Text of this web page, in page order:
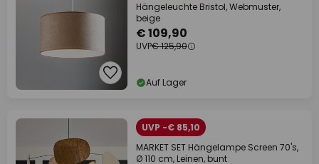
Hängeleuchte Bristol, Webmuster,
beige
€ 109,90
UVP€ 125,90
Auf Lager
UVP -€ 85,10
MARKET SET Hängelampe Screen 70's,
Ø 110 cm, Leinen, bunt